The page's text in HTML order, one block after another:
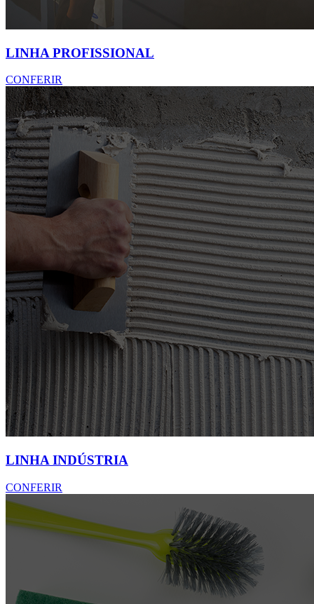
LINHA PROFISSIONAL
CONFERIR
LINHA INDÚSTRIA
CONFERIR